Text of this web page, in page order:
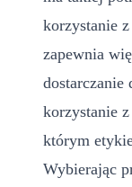
korzystanie
zapewnia
dostarczanie
korzystanie
którym
Wybierając